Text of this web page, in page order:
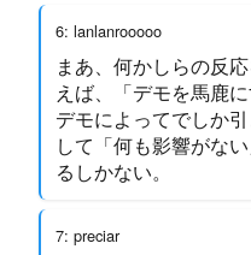
6: lanlanrooooo
まあ、何かしらの反
えば、「デモを馬鹿
デモによってでしか
して「何も影響がな
るしかない。
7: preciar